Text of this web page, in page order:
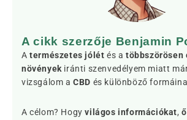
A cikk szerzője Benjamin
Atermészetes jólét és atöbbszörösen
növények iránti szenvedélyem miatt
vizsgálom aCBD és különböző
A célom? Hogyvilágos információkat,